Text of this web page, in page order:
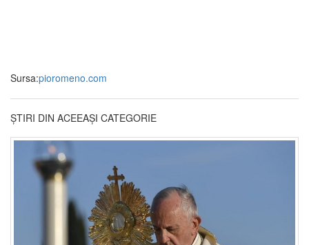
Sursa:pioromeno.com
ȘTIRI DIN ACEEAȘI CATEGORIE